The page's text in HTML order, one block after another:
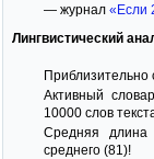
— журнал «Если
Лингвистический
Приблизительно
Активный
10000 слов
Средняя
среднего (81)!